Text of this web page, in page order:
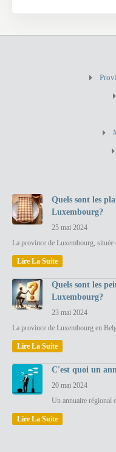
Quels sont les
Luxembourg?
25 mai 2024
La province de Luxembourg, située
Lire La Suite
Quels sont les
Luxembourg?
23 mai 2024
La province de Luxembourg en
Lire La Suite
C'est quoi un
20 mai 2024
Un annuaire régional
Lire La Suite